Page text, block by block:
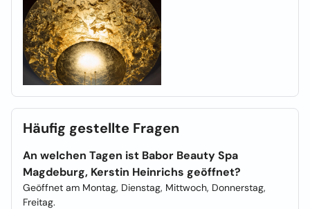
Häufig gestellte Fragen
An welchen Tagen ist Babor Beauty Spa
Magdeburg, Kerstin Heinrichs geöffnet?
Geöffnet am Montag, Dienstag, Mittwoch, Donnerstag,
Freitag.